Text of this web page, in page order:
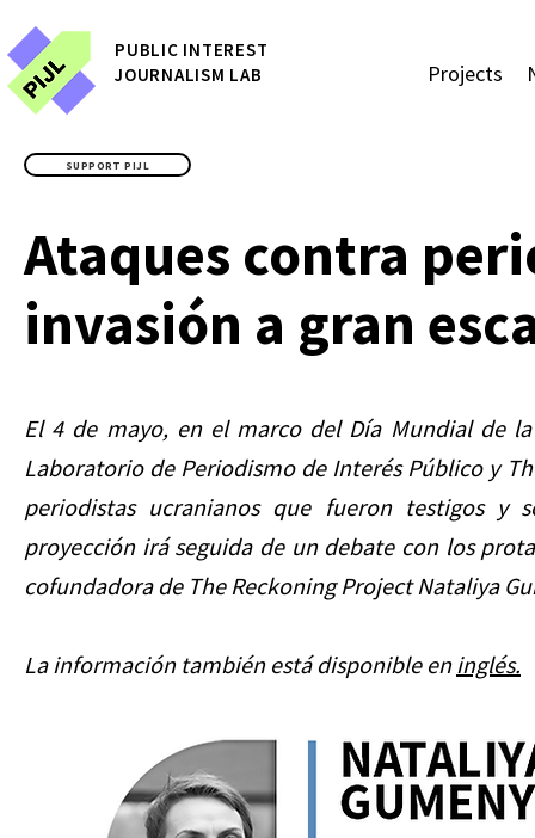
PUBLIC INTEREST
JOURNALISM LAB
SUPPORT PIJL
Projects
Ataques contra
invasión a gran
El 4 de mayo, en el marco del Día Mundial de
Laboratorio de Periodismo de Interés Público y
periodistas ucranianos que fueron testigos y
proyección irá seguida de un debate con los
cofundadora de The Reckoning Project Nataliya
La información también está disponible eninglés.